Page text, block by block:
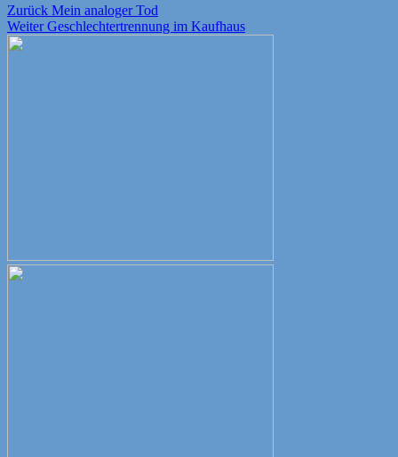
Beitragsnavigation
Zurück Vorheriger
Beitrag:
Mein analoger Tod
Weiter Nächster
Geschlechtertrennung im Kaufhaus